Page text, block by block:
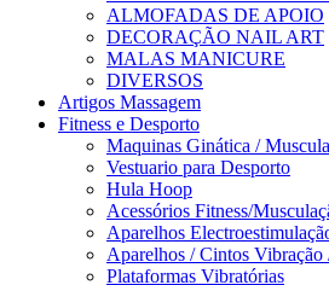
ALMOFADAS DE APOIO
DECORAÇÃO NAIL ART
MALAS MANICURE
DIVERSOS
Artigos Massagem
Fitness e Desporto
Maquinas Ginática /
Vestuario para Desporto
Hula Hoop
Acessórios Fitness/
Aparelhos
Aparelhos / Cintos Vibração
Plataformas Vibratórias